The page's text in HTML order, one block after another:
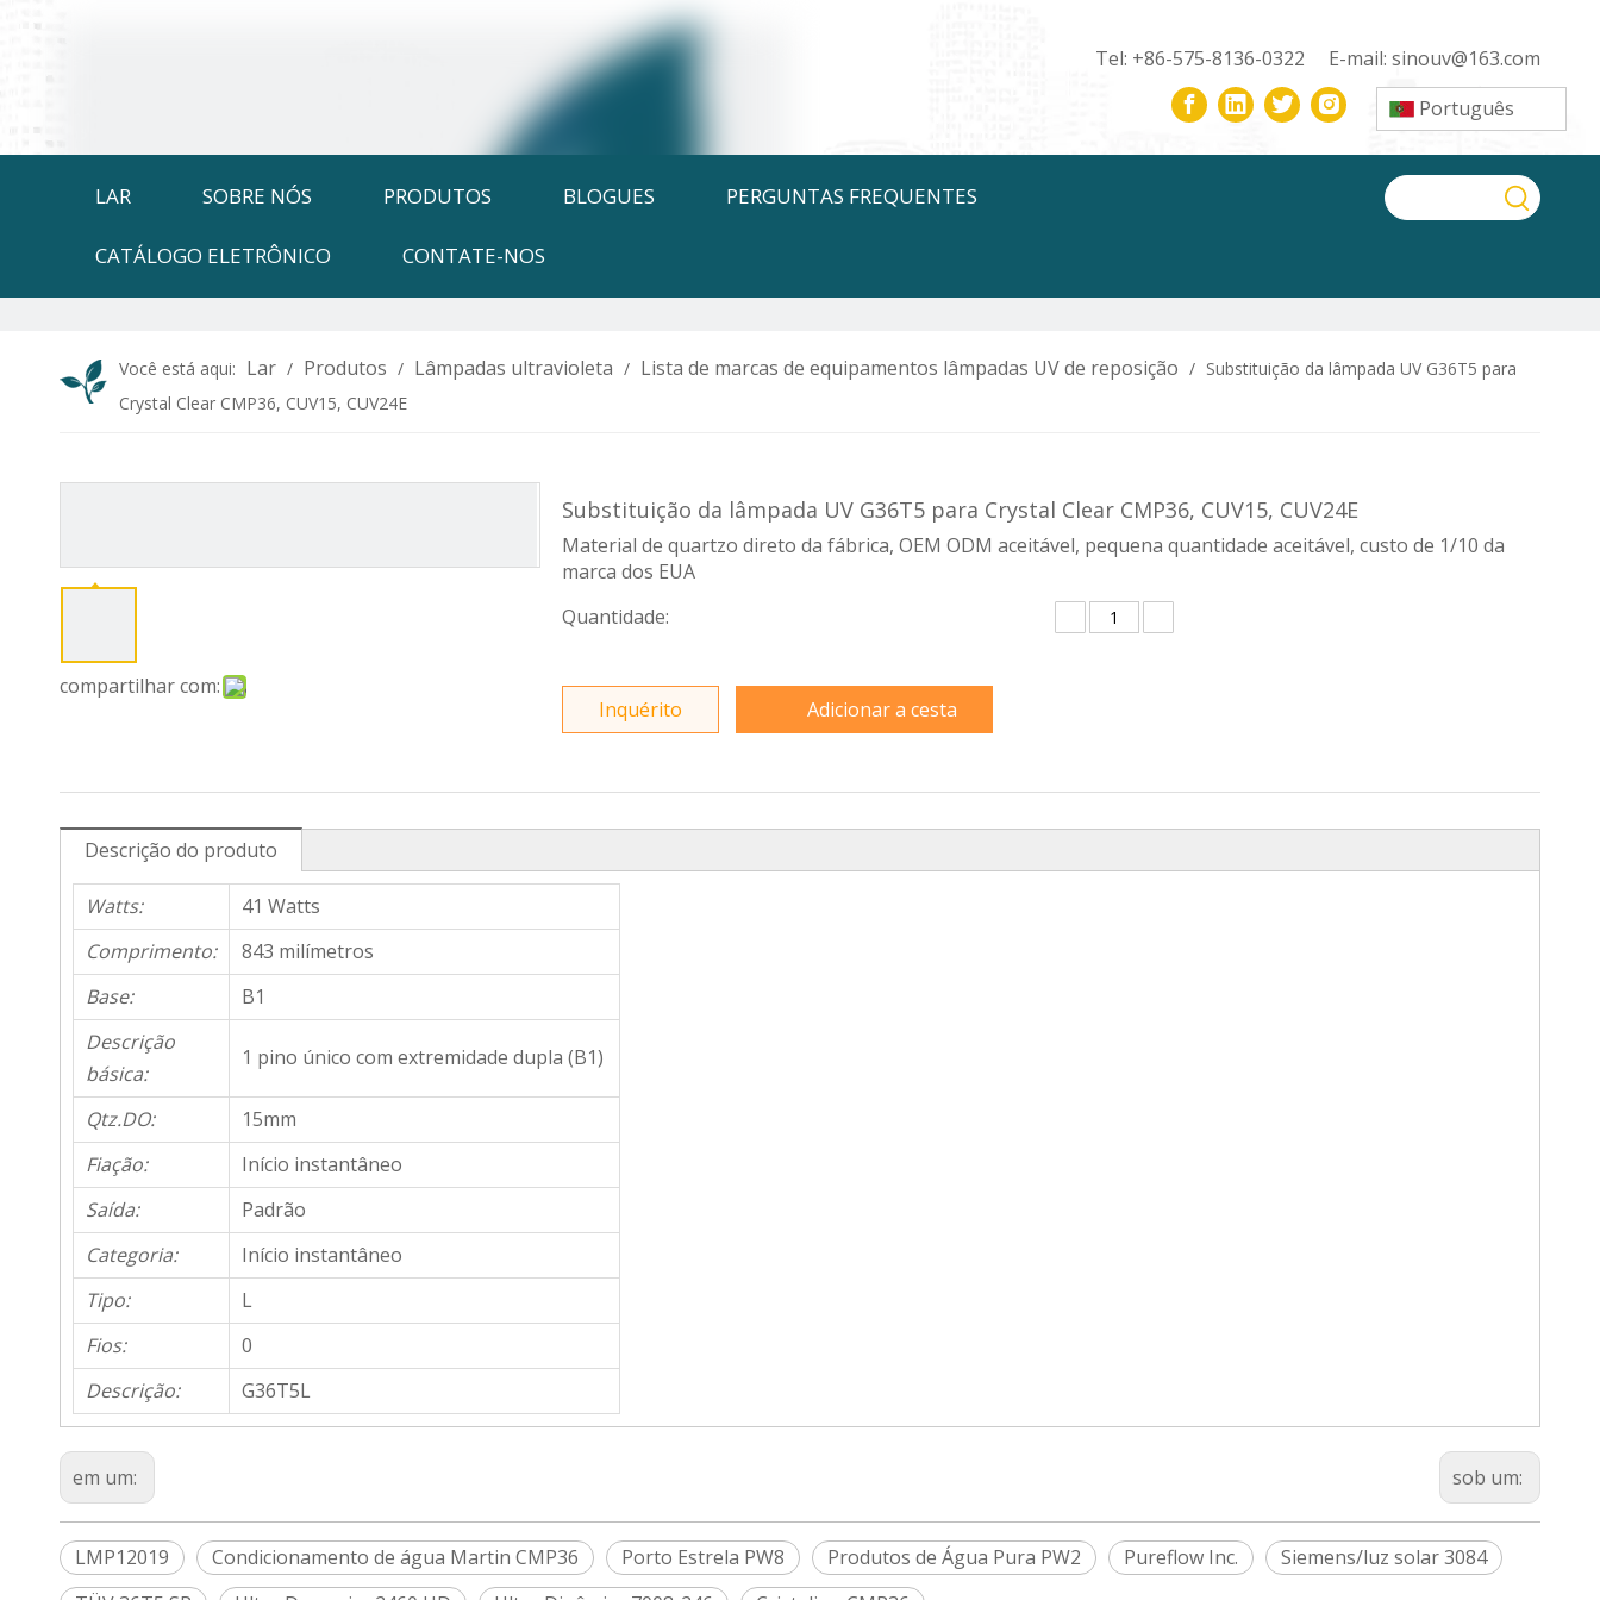
Tel: +86-575-8136-0322 E-mail: sinouv@163.com
Português
LAR SOBRE NÓS PRODUTOS BLOGUES PERGUNTAS FREQUENTES
CATÁLOGO ELETRÔNICO CONTATE-NOS
Você está aqui: Lar / Produtos / Lâmpadas ultravioleta / Lista de marcas de equipamentos lâmpadas UV de reposição / Substituição da lâmpada UV G36T5 para
Crystal Clear CMP36, CUV15, CUV24E
compartilhar com:
Substituição da lâmpada UV G36T5 para Crystal Clear CMP36, CUV15, CUV24E
Material de quartzo direto da fábrica, OEM ODM aceitável, pequena quantidade aceitável, custo de 1/10 da
marca dos EUA
Quantidade:
Inquérito Adicionar a cesta
Descrição do produto
Watts:
41 Watts
Comprimento:
843 milímetros
Base:
B1
Descrição
básica:
1 pino único com extremidade dupla (B1)
Qtz.DO:
15mm
Fiação:
Início instantâneo
Saída:
Padrão
Categoria:
Início instantâneo
Tipo:
L
Fios:
0
Descrição:
G36T5L
em um: sob um:
LMP12019 Condicionamento de água Martin CMP36 Porto Estrela PW8 Produtos de Água Pura PW2 Pureflow Inc.
Siemens/luz solar 3084